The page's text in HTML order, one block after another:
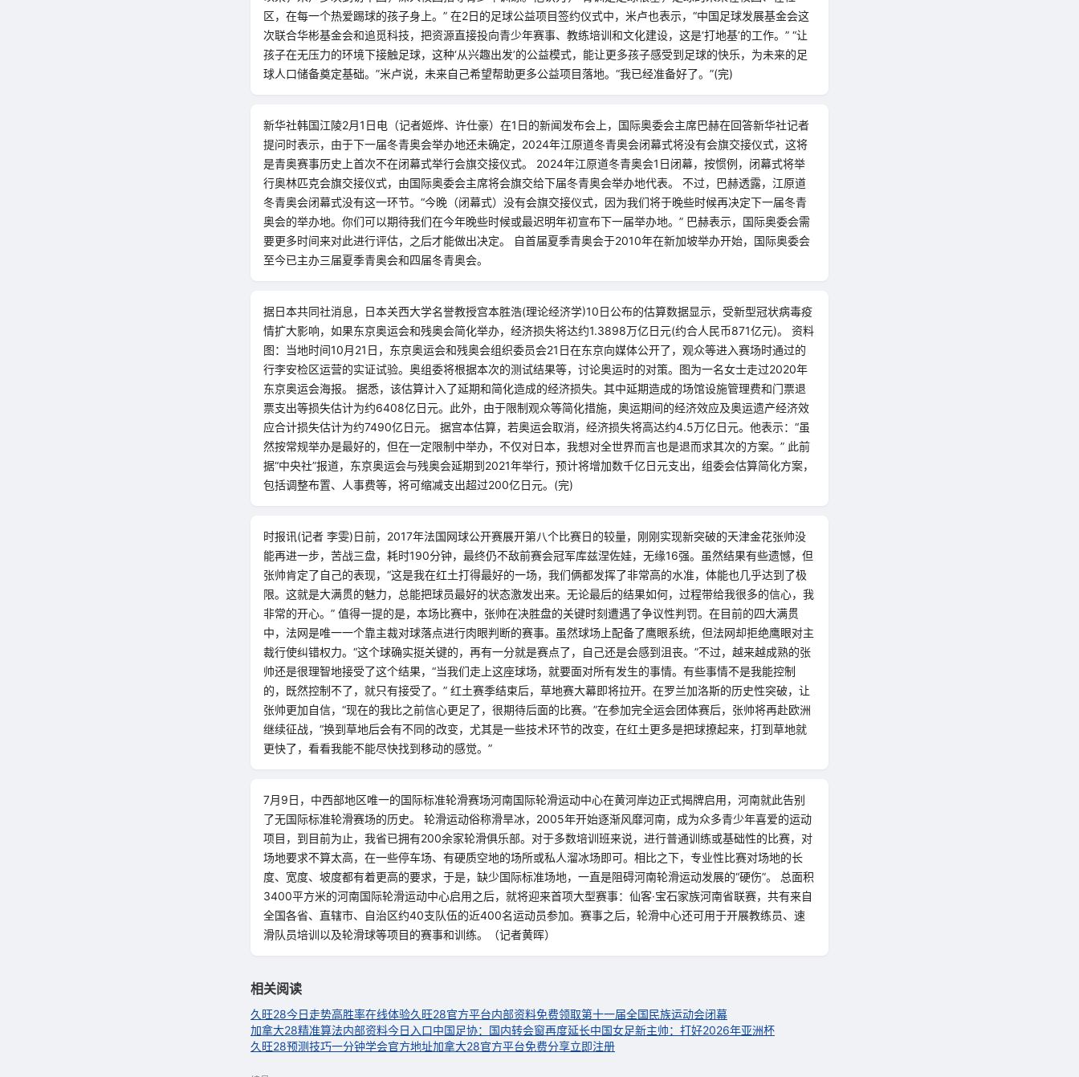
区，在每一个热爱踢球的孩子身上。” 在2日的足球公益项目签约仪式中，米卢也表示，“中国足球发展基金会这
次联合华彬基金会和追觅科技，把资源直接投向青少年赛事、教练培训和文化建设，这是‘打地基’的工作。” “让
孩子在无压力的环境下接触足球，这种‘从兴趣出发’的公益模式，能让更多孩子感受到足球的快乐，为未来的足
球人口储备奠定基础。”米卢说，未来自己希望帮助更多公益项目落地。“我已经准备好了。”(完)
新华社韩国江陵2月1日电（记者姬烨、许仕豪）在1日的新闻发布会上，国际奥委会主席巴赫在回答新华社记者
提问时表示，由于下一届冬青奥会举办地还未确定，2024年江原道冬青奥会闭幕式将没有会旗交接仪式，这将
是青奥赛事历史上首次不在闭幕式举行会旗交接仪式。 2024年江原道冬青奥会1日闭幕，按惯例，闭幕式将举
行奥林匹克会旗交接仪式，由国际奥委会主席将会旗交给下届冬青奥会举办地代表。 不过，巴赫透露，江原道
冬青奥会闭幕式没有这一环节。“今晚（闭幕式）没有会旗交接仪式，因为我们将于晚些时候再决定下一届冬青
奥会的举办地。你们可以期待我们在今年晚些时候或最迟明年初宣布下一届举办地。” 巴赫表示，国际奥委会需
要更多时间来对此进行评估，之后才能做出决定。 自首届夏季青奥会于2010年在新加坡举办开始，国际奥委会
至今已主办三届夏季青奥会和四届冬青奥会。
据日本共同社消息，日本关西大学名誉教授宫本胜浩(理论经济学)10日公布的估算数据显示，受新型冠状病毒疫
情扩大影响，如果东京奥运会和残奥会简化举办，经济损失将达约1.3898万亿日元(约合人民币871亿元)。 资料
图：当地时间10月21日，东京奥运会和残奥会组织委员会21日在东京向媒体公开了，观众等进入赛场时通过的
行李安检区运营的实证试验。奥组委将根据本次的测试结果等，讨论奥运时的对策。图为一名女士走过2020年
东京奥运会海报。 据悉，该估算计入了延期和简化造成的经济损失。其中延期造成的场馆设施管理费和门票退
票支出等损失估计为约6408亿日元。此外，由于限制观众等简化措施，奥运期间的经济效应及奥运遗产经济效
应合计损失估计为约7490亿日元。 据宫本估算，若奥运会取消，经济损失将高达约4.5万亿日元。他表示：“虽
然按常规举办是最好的，但在一定限制中举办，不仅对日本，我想对全世界而言也是退而求其次的方案。” 此前
据“中央社”报道，东京奥运会与残奥会延期到2021年举行，预计将增加数千亿日元支出，组委会估算简化方案，
包括调整布置、人事费等，将可缩减支出超过200亿日元。(完)
时报讯(记者 李雯)日前，2017年法国网球公开赛展开第八个比赛日的较量，刚刚实现新突破的天津金花张帅没
能再进一步，苦战三盘，耗时190分钟，最终仍不敌前赛会冠军库兹涅佐娃，无缘16强。虽然结果有些遗憾，但
张帅肯定了自己的表现，“这是我在红土打得最好的一场，我们俩都发挥了非常高的水准，体能也几乎达到了极
限。这就是大满贯的魅力，总能把球员最好的状态激发出来。无论最后的结果如何，过程带给我很多的信心，我
非常的开心。” 值得一提的是，本场比赛中，张帅在决胜盘的关键时刻遭遇了争议性判罚。在目前的四大满贯
中，法网是唯一一个靠主裁对球落点进行肉眼判断的赛事。虽然球场上配备了鹰眼系统，但法网却拒绝鹰眼对主
裁行使纠错权力。“这个球确实挺关键的，再有一分就是赛点了，自己还是会感到沮丧。”不过，越来越成熟的张
帅还是很理智地接受了这个结果，“当我们走上这座球场，就要面对所有发生的事情。有些事情不是我能控制
的，既然控制不了，就只有接受了。” 红土赛季结束后，草地赛大幕即将拉开。在罗兰加洛斯的历史性突破，让
张帅更加自信，“现在的我比之前信心更足了，很期待后面的比赛。”在参加完全运会团体赛后，张帅将再赴欧洲
继续征战，“换到草地后会有不同的改变，尤其是一些技术环节的改变，在红土更多是把球撩起来，打到草地就
更快了，看看我能不能尽快找到移动的感觉。”
7月9日，中西部地区唯一的国际标准轮滑赛场河南国际轮滑运动中心在黄河岸边正式揭牌启用，河南就此告别
了无国际标准轮滑赛场的历史。 轮滑运动俗称滑旱冰，2005年开始逐渐风靡河南，成为众多青少年喜爱的运动
项目，到目前为止，我省已拥有200余家轮滑俱乐部。对于多数培训班来说，进行普通训练或基础性的比赛，对
场地要求不算太高，在一些停车场、有硬质空地的场所或私人溜冰场即可。相比之下，专业性比赛对场地的长
度、宽度、坡度都有着更高的要求，于是，缺少国际标准场地，一直是阻碍河南轮滑运动发展的“硬伤”。 总面积
3400平方米的河南国际轮滑运动中心启用之后，就将迎来首项大型赛事：仙客·宝石家族河南省联赛，共有来自
全国各省、直辖市、自治区约40支队伍的近400名运动员参加。赛事之后，轮滑中心还可用于开展教练员、速
滑队员培训以及轮滑球等项目的赛事和训练。（记者黄晖）
相关阅读
久旺28今日走势高胜率在线体验久旺28官方平台内部资料免费领取第十一届全国民族运动会闭幕
加拿大28精准算法内部资料今日入口中国足协：国内转会窗再度延长中国女足新主帅：打好2026年亚洲杯
久旺28预测技巧一分钟学会官方地址加拿大28官方平台免费分享立即注册